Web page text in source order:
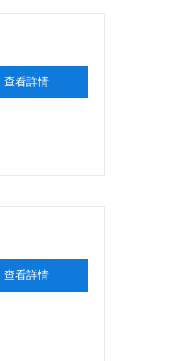
查看詳情
查看詳情